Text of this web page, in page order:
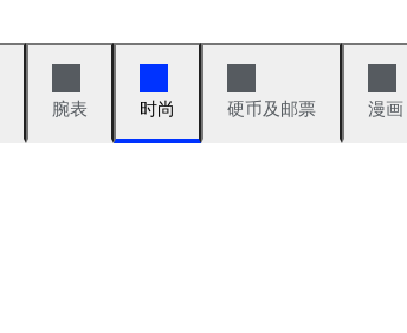
腕表 时尚 硬币及邮票 漫画